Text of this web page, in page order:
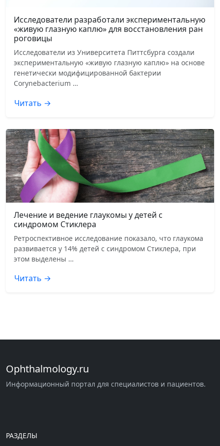
Исследователи разработали экспериментальную
«живую глазную каплю» для восстановления ран
роговицы
Исследователи из Университета Питтсбурга создали
экспериментальную «живую глазную каплю» на основе
генетически модифицированной бактерии
Corynebacterium …
Читать →
Лечение и ведение глаукомы у детей с
синдромом Стиклера
Ретроспективное исследование показало, что глаукома
развивается у 14% детей с синдромом Стиклера, при
этом выделены …
Читать →
Ophthalmology.ru
Информационный портал для специалистов и пациентов.
РАЗДЕЛЫ